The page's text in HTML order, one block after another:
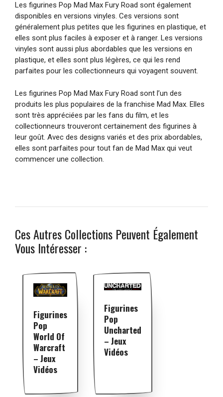
Les figurines Pop Mad Max Fury Road sont également
disponibles en versions vinyles. Ces versions sont
généralement plus petites que les figurines en plastique, et
elles sont plus faciles à exposer et à ranger. Les versions
vinyles sont aussi plus abordables que les versions en
plastique, et elles sont plus légères, ce qui les rend
parfaites pour les collectionneurs qui voyagent souvent.
Les figurines Pop Mad Max Fury Road sont l’un des
produits les plus populaires de la franchise Mad Max. Elles
sont très appréciées par les fans du film, et les
collectionneurs trouveront certainement des figurines à
leur goût. Avec des designs variés et des prix abordables,
elles sont parfaites pour tout fan de Mad Max qui veut
commencer une collection.
Ces Autres Collections Peuvent Également
Vous Intéresser :
Figurines
Pop
World Of
Warcraft
– Jeux
Vidéos
Figurines
Pop
Uncharted
– Jeux
Vidéos